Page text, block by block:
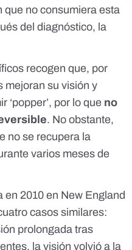
no consumiera esta
del diagnóstico, la
recogen que, por
mejoran su visión y
‘popper’, por lo que no
. No obstante,
no se recupera la
varios meses de
2010 en New England
casos similares:
prolongada tras
la visión volvió a la